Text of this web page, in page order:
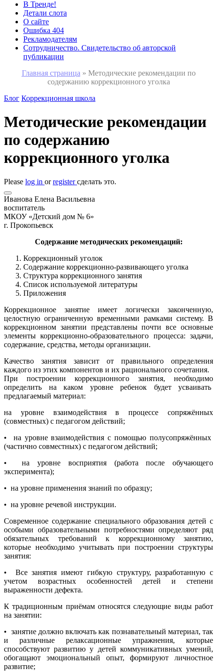
В Тренде!
Детали слота
О сайте
Ошибка 404
Рекламодателям
Сотрудничество. Свидетельство об авторской
публикации
Главная страница » Методические рекомендации по
содержанию коррекционного уголка
Блог Коррекционная школа
Методические рекомендации
по содержанию
коррекционного уголка
Please log in orregisterсделать это.
Иванова Елена Васильевна
воспитатель
МКОУ «Детский дом № 6»
г. Прокопьевск
Содержание методических рекомендаций:
Коррекционный уголок
Содержание коррекционно-развивающего уголка
Структура коррекционного занятия
Список используемой литературы
Приложения
Коррекционное занятие имеет логически законченную,
целостную ограниченную временными рамками систему. В
коррекционном занятии представлены почти все основные
элементы коррекционно-образовательного процесса: задачи,
содержание, средства, методы организации.
Качество занятия зависит от правильного определения
каждого из этих компонентов и их рационального сочетания.
При построении коррекционного занятия, необходимо
определить на каком уровне ребенок будет усваивать
предлагаемый материал:
на уровне взаимодействия в процессе сопряжённых
(совместных) с педагогом действий;
• на уровне взаимодействия с помощью полусопряжённых
(частично совместных) с педагогом действий;
• на уровне восприятия (работа после обучающего
эксперимента);
• на уровне применения знаний по образцу;
• на уровне речевой инструкции.
Современное содержание специального образования детей с
особыми образовательными потребностями определяют ряд
обязательных требований к коррекционному занятию,
которые необходимо учитывать при построении структуры
занятия:
• Все занятия имеют гибкую структуру, разработанную с
учетом возрастных особенностей детей и степени
выраженности дефекта.
К традиционным приёмам относятся следующие виды работ
на занятии:
• занятие должно включать как познавательный материал, так
и различные релаксационные упражнения, которые
способствуют развитию у детей коммуникативных умений,
обогащают эмоциональный опыт, формируют личностное
развитие;